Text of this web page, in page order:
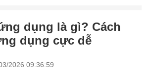
dụng là gì? Cách
dụng cực dễ
2026 09:36:59